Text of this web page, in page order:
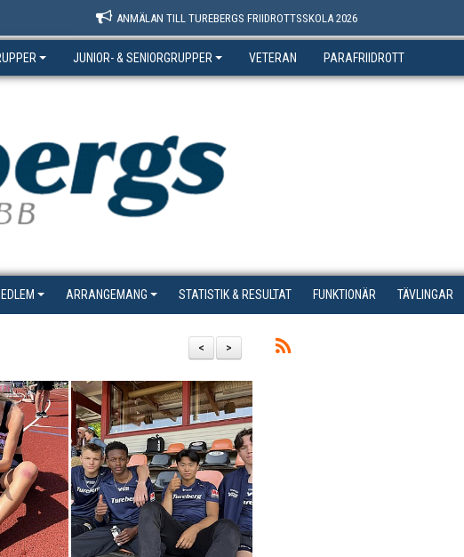
ANMÄLAN TILL TUREBERGS FRIIDROTTSSKOLA 2026
JUNIOR- & SENIORGRUPPER VETERAN PARAFRIIDROTT
ARRANGEMANG STATISTIK & RESULTAT FUNKTIONÄR TÄVLINGAR
>
<